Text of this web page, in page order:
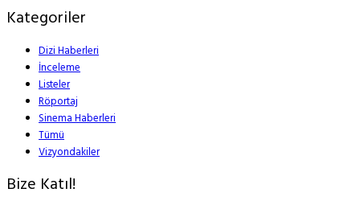
Kategoriler
Dizi Haberleri
İnceleme
Listeler
Röportaj
Sinema Haberleri
Tümü
Vizyondakiler
Bize Katıl!